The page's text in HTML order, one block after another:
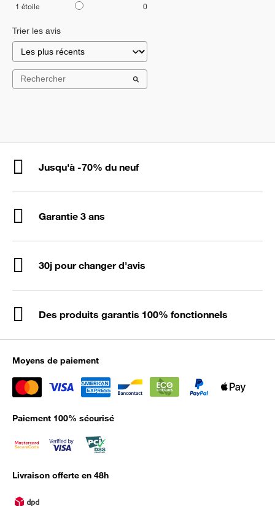
1 étoile 0
Trier les avis
Jusqu'à -70% du neuf
Garantie 3 ans
30j pour changer d'avis
Des produits garantis 100% fonctionnels
Moyens de paiement
Paiement 100% sécurisé
Livraison offerte en 48h